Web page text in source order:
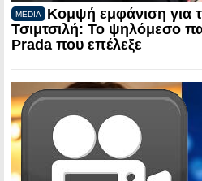
MEDIA
Κομψή εμφάνιση για
Τσιμτσιλή: Το ψηλόμεσο
Prada που επέλεξε